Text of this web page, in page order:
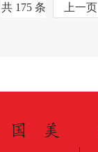
共 175 条 上一页